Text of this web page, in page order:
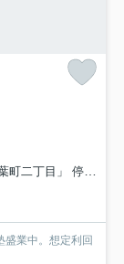
丁目」 停歩1分
盛業中。想定利回